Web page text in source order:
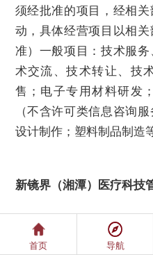
须经批准的项目，经相
动，具体经营项目以相
准）一般项目：技术服
术交流、技术转让、技
售；电子专用材料研发
（不含许可类信息咨询
设计制作；塑料制品制造等
新镜界（湘潭）医疗科技
医疗行业具备非常个性
首页 导航